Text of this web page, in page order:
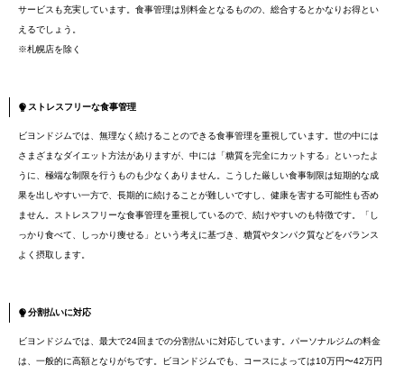
サービスも充実しています。食事管理は別料金となるものの、総合するとかなりお得とい
えるでしょう。
※札幌店を除く
ストレスフリーな食事管理
ビヨンドジムでは、無理なく続けることのできる食事管理を重視しています。世の中には
さまざまなダイエット方法がありますが、中には「糖質を完全にカットする」といったよ
うに、極端な制限を行うものも少なくありません。こうした厳しい食事制限は短期的な成
果を出しやすい一方で、長期的に続けることが難しいですし、健康を害する可能性も否め
ません。ストレスフリーな食事管理を重視しているので、続けやすいのも特徴です。「し
っかり食べて、しっかり痩せる」という考えに基づき、糖質やタンパク質などをバランス
よく摂取します。
分割払いに対応
ビヨンドジムでは、最大で24回までの分割払いに対応しています。パーソナルジムの料金
は、一般的に高額となりがちです。ビヨンドジムでも、コースによっては10万円〜42万円